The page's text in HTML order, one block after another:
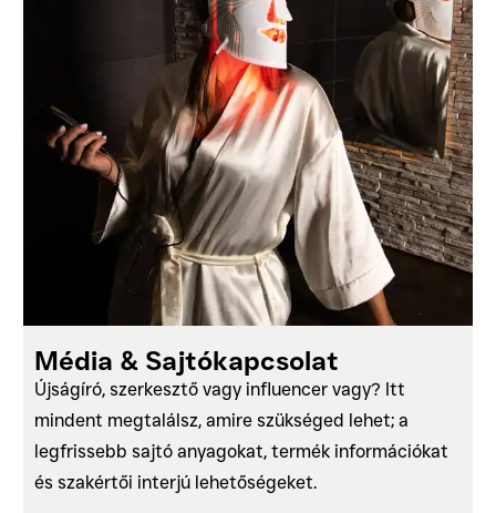
Média & Sajtókapcsolat
Újságíró, szerkesztő vagy influencer vagy? Itt
mindent megtalálsz, amire szükséged lehet; a
legfrissebb sajtó anyagokat, termék információkat
és szakértői interjú lehetőségeket.